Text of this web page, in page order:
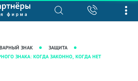
ЗНАК
ЗАЩИТА
ЗНАКА: КОГДА ЗАКОННО, КОГДА НЕТ